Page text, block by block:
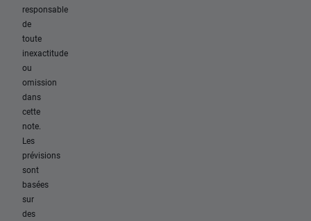
responsable
de
toute
inexactitude
ou
omission
dans
cette
note.
Les
prévisions
sont
basées
sur
des